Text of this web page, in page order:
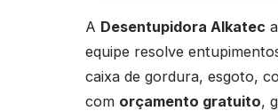
A Desentupidora Alkatec
equipe resolve
caixa de gordura, esgoto,
com orçamento gratuito,